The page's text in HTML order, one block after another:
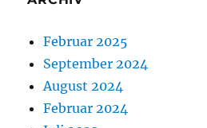
Februar 2025
September 2024
August 2024
Februar 2024